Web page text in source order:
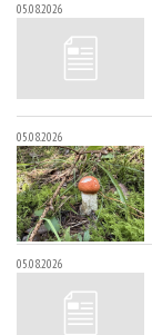
05.08.2026
05.08.2026
05.08.2026